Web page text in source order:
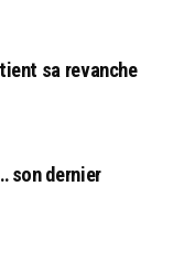
sa revanche
son dernier